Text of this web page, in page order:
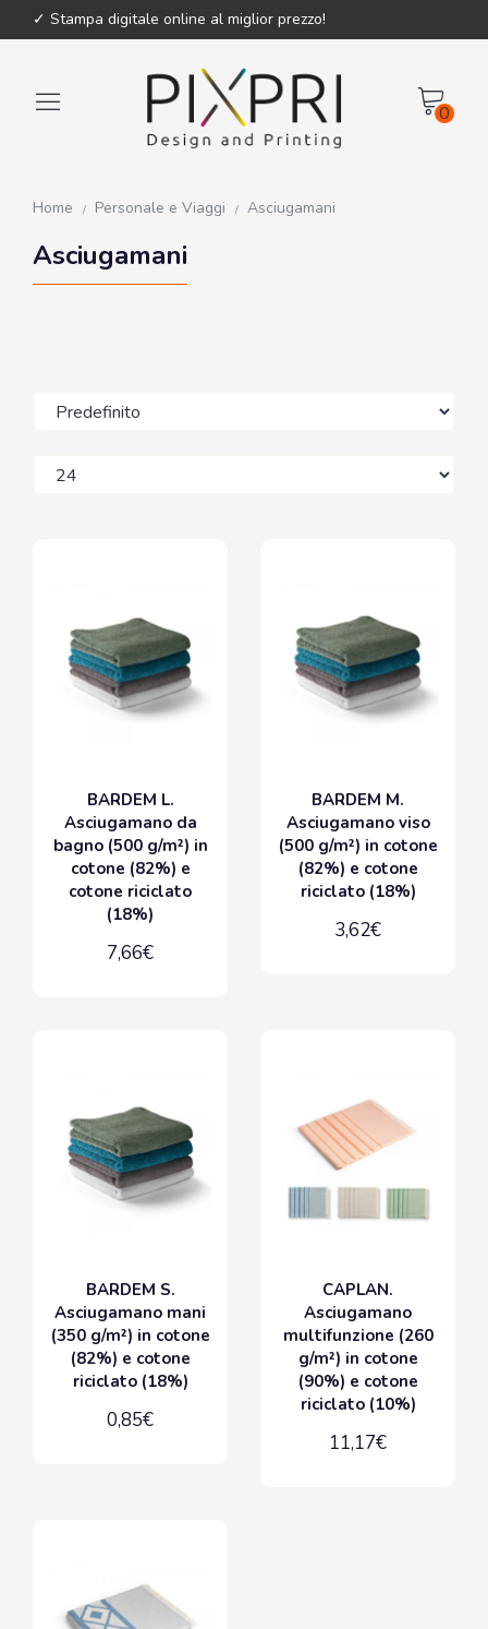
✓ Stampa digitale online al miglior prezzo!
0
Home Personale e Viaggi Asciugamani
Asciugamani
BARDEM L.
Asciugamano da
bagno (500 g/m²) in
cotone (82%) e
cotone riciclato
(18%)
7,66€
BARDEM M.
Asciugamano viso
(500 g/m²) in cotone
(82%) e cotone
riciclato (18%)
3,62€
BARDEM S.
Asciugamano mani
(350 g/m²) in cotone
(82%) e cotone
riciclato (18%)
0,85€
CAPLAN.
Asciugamano
multifunzione (260
g/m²) in cotone
(90%) e cotone
riciclato (10%)
11,17€